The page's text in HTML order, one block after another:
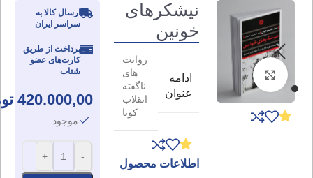
برای بزرگنمایی کلیک کنید
نیشکرهای
خونین
ادامه
عنوان
روایت
های
ناگفته
انقلاب
کوبا
اطلاعات محصول
ارسال کالا به
سراسر ایران
پرداخت از طریق
کارت‌های عضو
شتاب
420.000,00
موجود
-
+